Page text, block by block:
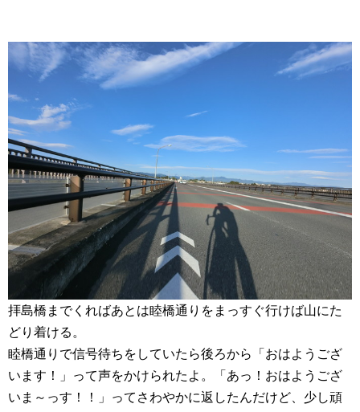
拝島橋までくればあとは睦橋通りをまっすぐ行けば山にた
どり着ける。
睦橋通りで信号待ちをしていたら後ろから「おはようござ
います！」って声をかけられたよ。「あっ！おはようござ
いま～っす！！」ってさわやかに返したんだけど、少し頑